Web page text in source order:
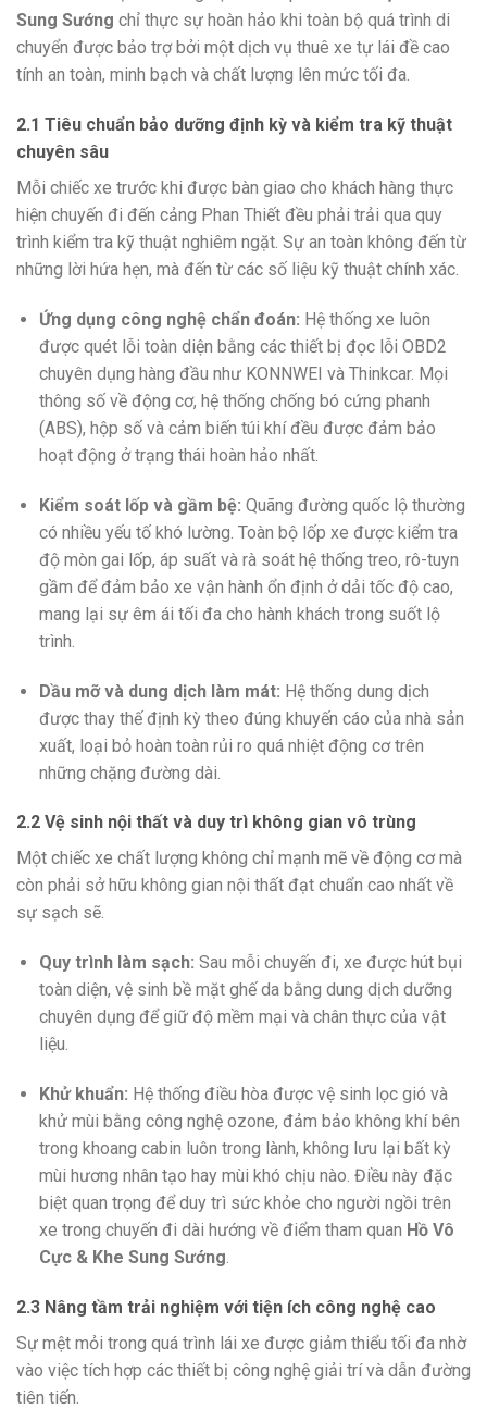
Sung Sướng chỉ thực sự hoàn hảo khi toàn bộ quá trình di
chuyển được bảo trợ bởi một dịch vụ thuê xe tự lái đề cao
tính an toàn, minh bạch và chất lượng lên mức tối đa.
2.1 Tiêu chuẩn bảo dưỡng định kỳ và kiểm tra kỹ thuật
chuyên sâu
Mỗi chiếc xe trước khi được bàn giao cho khách hàng thực
hiện chuyến đi đến cảng Phan Thiết đều phải trải qua quy
trình kiểm tra kỹ thuật nghiêm ngặt. Sự an toàn không đến từ
những lời hứa hẹn, mà đến từ các số liệu kỹ thuật chính xác.
Ứng dụng công nghệ chẩn đoán: Hệ thống xe luôn
được quét lỗi toàn diện bằng các thiết bị đọc lỗi OBD2
chuyên dụng hàng đầu như KONNWEI và Thinkcar. Mọi
thông số về động cơ, hệ thống chống bó cứng phanh
(ABS), hộp số và cảm biến túi khí đều được đảm bảo
hoạt động ở trạng thái hoàn hảo nhất.
Kiểm soát lốp và gầm bệ: Quãng đường quốc lộ thường
có nhiều yếu tố khó lường. Toàn bộ lốp xe được kiểm tra
độ mòn gai lốp, áp suất và rà soát hệ thống treo, rô-tuyn
gầm để đảm bảo xe vận hành ổn định ở dải tốc độ cao,
mang lại sự êm ái tối đa cho hành khách trong suốt lộ
trình.
Dầu mỡ và dung dịch làm mát: Hệ thống dung dịch
được thay thế định kỳ theo đúng khuyến cáo của nhà sản
xuất, loại bỏ hoàn toàn rủi ro quá nhiệt động cơ trên
những chặng đường dài.
2.2 Vệ sinh nội thất và duy trì không gian vô trùng
Một chiếc xe chất lượng không chỉ mạnh mẽ về động cơ mà
còn phải sở hữu không gian nội thất đạt chuẩn cao nhất về
sự sạch sẽ.
Quy trình làm sạch: Sau mỗi chuyến đi, xe được hút bụi
toàn diện, vệ sinh bề mặt ghế da bằng dung dịch dưỡng
chuyên dụng để giữ độ mềm mại và chân thực của vật
liệu.
Khử khuẩn: Hệ thống điều hòa được vệ sinh lọc gió và
khử mùi bằng công nghệ ozone, đảm bảo không khí bên
trong khoang cabin luôn trong lành, không lưu lại bất kỳ
mùi hương nhân tạo hay mùi khó chịu nào. Điều này đặc
biệt quan trọng để duy trì sức khỏe cho người ngồi trên
xe trong chuyến đi dài hướng về điểm tham quan Hồ Vô
Cực & Khe Sung Sướng.
2.3 Nâng tầm trải nghiệm với tiện ích công nghệ cao
Sự mệt mỏi trong quá trình lái xe được giảm thiểu tối đa nhờ
vào việc tích hợp các thiết bị công nghệ giải trí và dẫn đường
tiên tiến.